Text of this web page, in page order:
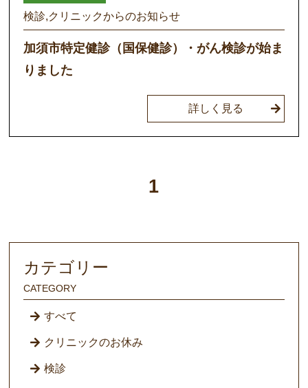
カテゴリー
CATEGORY
すべて
クリニックのお休み
検診
検診,クリニックからのお知らせ
加須市特定健診（国保健診）・がん検診が始ま
りました
詳しく見る
1